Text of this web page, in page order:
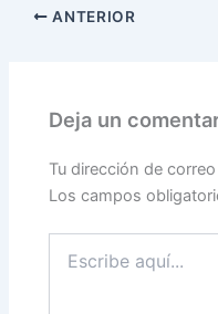
ANTERIOR
Deja un
Tu dirección de
Los campos
aquí...